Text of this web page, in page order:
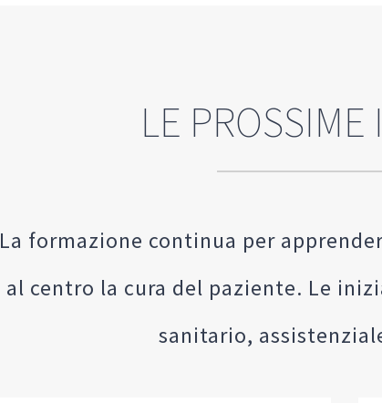
LE
La formazione continua per
al centro la cura del paziente. Le
sanitario,